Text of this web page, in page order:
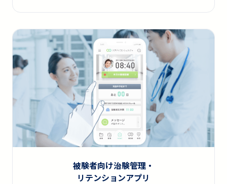
被験者向け治験管理・
リテンションアプリ